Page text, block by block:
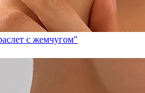
с жемчугом"